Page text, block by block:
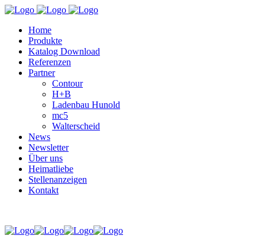
Home
Produkte
Katalog Download
Referenzen
Partner
Contour
H+B
Ladenbau Hunold
mc5
Walterscheid
News
Newsletter
Über uns
Heimatliebe
Stellenanzeigen
Kontakt